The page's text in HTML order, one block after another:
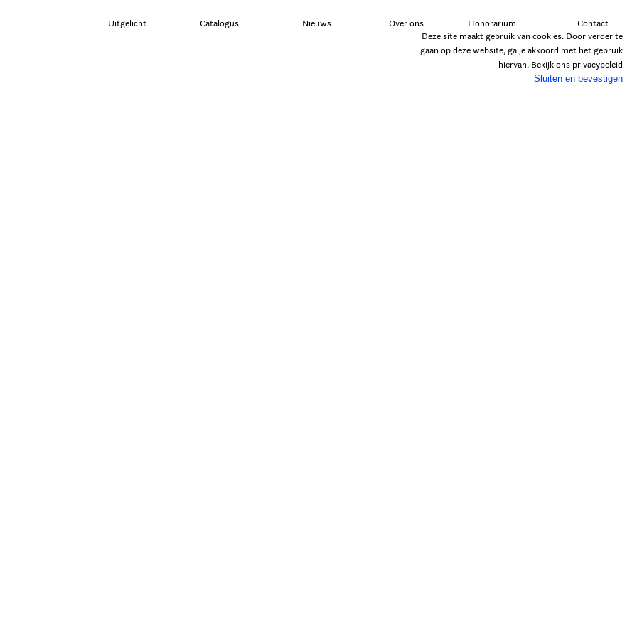
Deze site maakt gebruik van cookies. Door verder te
gaan op deze website, ga je akkoord met het gebruik
hiervan. Bekijk ons privacybeleid
Sluiten en bevestigen
Uitgelicht Catalogus Nieuws Over ons Honorarium Contact